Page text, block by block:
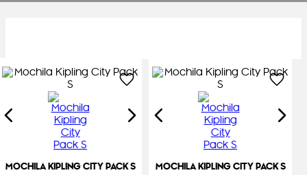
MOCHILA KIPLING CITY PACK S MOCHILA KIPLING CITY PACK S